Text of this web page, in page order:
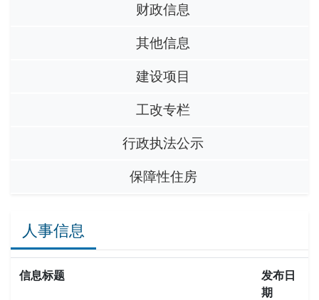
财政信息
其他信息
建设项目
工改专栏
行政执法公示
保障性住房
人事信息
信息标题
发布日
期